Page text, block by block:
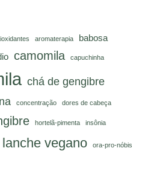
aromaterapia babosa
camomila capuchinha
chá de gengibre
concentração dores de cabeça
hortelã-pimenta insônia
vegano ora-pro-nóbis